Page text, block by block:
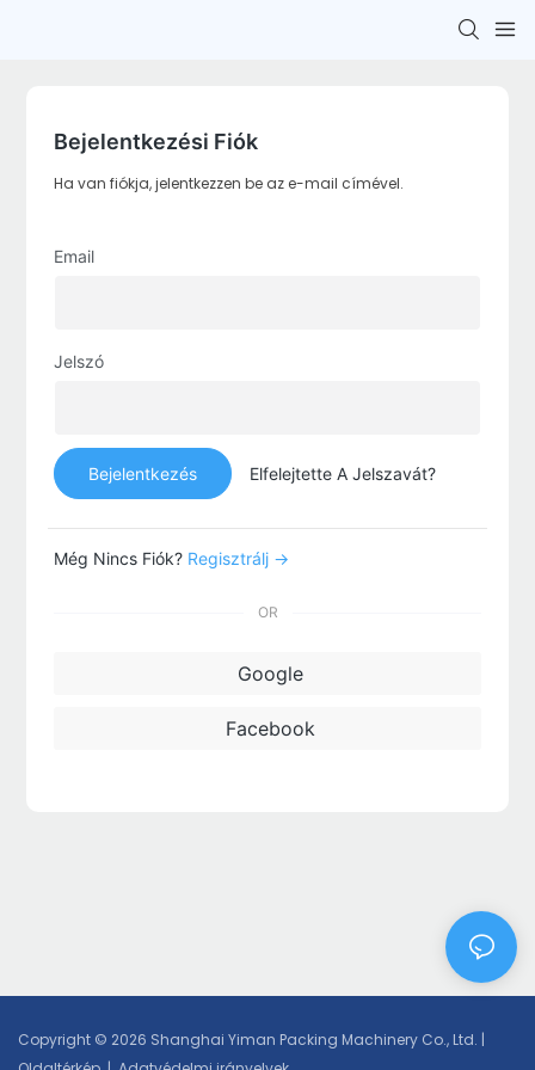
Bejelentkezési Fiók
Ha van fiókja, jelentkezzen be az e-mail címével.
Email
Jelszó
Bejelentkezés Elfelejtette A Jelszavát?
Még Nincs Fiók? Regisztrálj →
OR
Google
Facebook
Copyright © 2026 Shanghai Yiman Packing Machinery Co., Ltd. |